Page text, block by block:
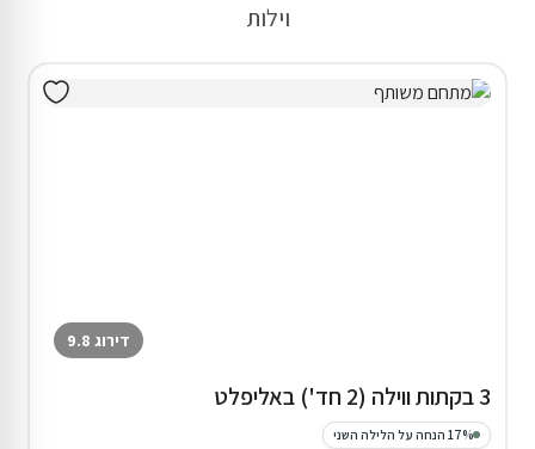
וילות
דירוג 9.8
3 בקתות ווילה (2 חד') באליפלט
17% הנחה על הלילה השני